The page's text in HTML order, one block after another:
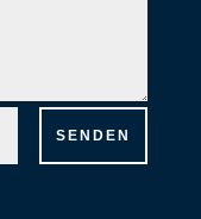
SENDEN